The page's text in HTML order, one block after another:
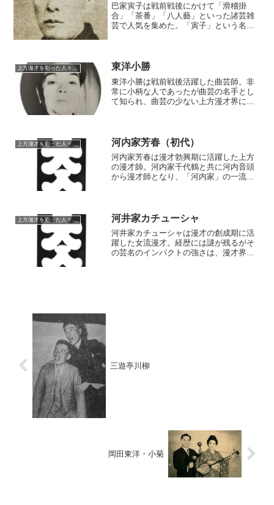
巴家寅子は戦前戦後にかけて「滑稽掛
合」「茶番」「八人藝」といった諸芸雑
芸で人気を集めた。「寅子」という名前
代の師匠として知られている。
上方漫才を彩った人々（仮） 東洋小勝
東洋小勝は戦前戦後活躍した曲芸師。非
常に小柄な人であったが曲芸の名手とし
て知られ、曲芸の少ない上方漫才界にお
上方漫才を彩った人々（仮） 河内家芳春（初代）
河内家芳春は漫才勃興期に活躍した上方
の漫才師。河内家千代鶴と共に河内音頭
から漫才師となり、「河内家」の一流を
ども元を辿るとこの芳春に行きつくとい
う。
上方漫才を彩った人々（仮） 河井家カチューシャ
河井家カチューシャは漫才の創成期に活
躍した女流漫才。経歴には謎が残るがそ
の芸名のインパクトの強さは、漫才界随
三遊亭川柳
岡田東洋・小菊